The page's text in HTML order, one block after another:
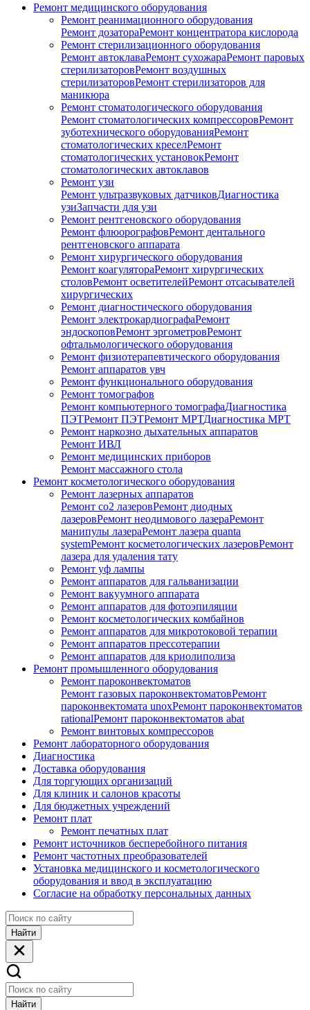
Ремонт медицинского оборудования
Ремонт реанимационного оборудования
Ремонт дозатораРемонт концентратора кислорода
Ремонт стерилизационного оборудования
Ремонт автоклаваРемонт сухожараРемонт паровых
стерилизаторовРемонт воздушных
стерилизаторовРемонт стерилизаторов для
маникюра
Ремонт стоматологического оборудования
Ремонт стоматологических компрессоровРемонт
зуботехнического оборудованияРемонт
стоматологических креселРемонт
стоматологических установокРемонт
стоматологических автоклавов
Ремонт узи
Ремонт ультразвуковых датчиковДиагностика
узиЗапчасти для узи
Ремонт рентгеновского оборудования
Ремонт флюорографовРемонт дентального
рентгеновского аппарата
Ремонт хирургического оборудования
Ремонт коагулятораРемонт хирургических
столовРемонт осветителейРемонт отсасывателей
хирургических
Ремонт диагностического оборудования
Ремонт электрокардиографаРемонт
эндоскоповРемонт эргометровРемонт
офтальмологического оборудования
Ремонт физиотерапевтического оборудования
Ремонт аппаратов увч
Ремонт функционального оборудования
Ремонт томографов
Ремонт компьютерного томографаДиагностика
ПЭТРемонт ПЭТРемонт МРТДиагностика МРТ
Ремонт наркозно дыхательных аппаратов
Ремонт ИВЛ
Ремонт медицинских приборов
Ремонт массажного стола
Ремонт косметологического оборудования
Ремонт лазерных аппаратов
Ремонт co2 лазеровРемонт диодных
лазеровРемонт неодимового лазераРемонт
манипулы лазераРемонт лазера quanta
systemРемонт косметологических лазеровРемонт
лазера для удаления тату
Ремонт уф лампы
Ремонт аппаратов для гальванизации
Ремонт вакуумного аппарата
Ремонт аппаратов для фотоэпиляции
Ремонт косметологических комбайнов
Ремонт аппаратов для микротоковой терапии
Ремонт аппаратов прессотерапии
Ремонт аппаратов для криолиполиза
Ремонт промышленного оборудования
Ремонт пароконвектоматов
Ремонт газовых пароконвектоматовРемонт
пароконвектомата unoxРемонт пароконвектоматов
rationalРемонт пароконвектоматов abat
Ремонт винтовых компрессоров
Ремонт лабораторного оборудования
Диагностика
Доставка оборудования
Для торгующих организаций
Для клиник и салонов красоты
Для бюджетных учреждений
Ремонт плат
Ремонт печатных плат
Ремонт источников бесперебойного питания
Ремонт частотных преобразователей
Установка медицинского и косметологического
оборудования и ввод в эксплуатацию
Согласие на обработку персональных данных
Найти
Найти